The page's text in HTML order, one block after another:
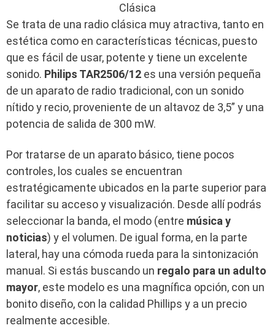
Clásica
Se trata de una radio clásica muy atractiva, tanto en
estética como en características técnicas, puesto
que es fácil de usar, potente y tiene un excelente
sonido. Philips TAR2506/12 es una versión pequeña
de un aparato de radio tradicional, con un sonido
nítido y recio, proveniente de un altavoz de 3,5” y una
potencia de salida de 300 mW.
Por tratarse de un aparato básico, tiene pocos
controles, los cuales se encuentran
estratégicamente ubicados en la parte superior para
facilitar su acceso y visualización. Desde allí podrás
seleccionar la banda, el modo (entre música y
noticias) y el volumen. De igual forma, en la parte
lateral, hay una cómoda rueda para la sintonización
manual. Si estás buscando un regalo para un adulto
mayor, este modelo es una magnífica opción, con un
bonito diseño, con la calidad Phillips y a un precio
realmente accesible.